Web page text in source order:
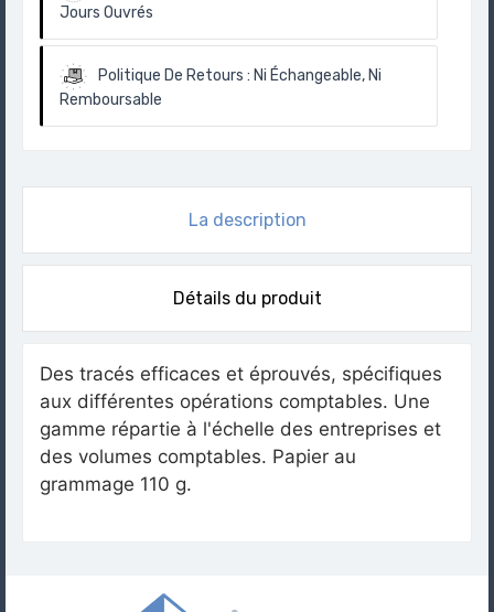
Jours Ouvrés
Politique De Retours : Ni Échangeable, Ni
Remboursable
La description
Détails du produit
Des tracés efficaces et éprouvés, spécifiques
aux différentes opérations comptables. Une
gamme répartie à l'échelle des entreprises et
des volumes comptables. Papier au
grammage 110 g.